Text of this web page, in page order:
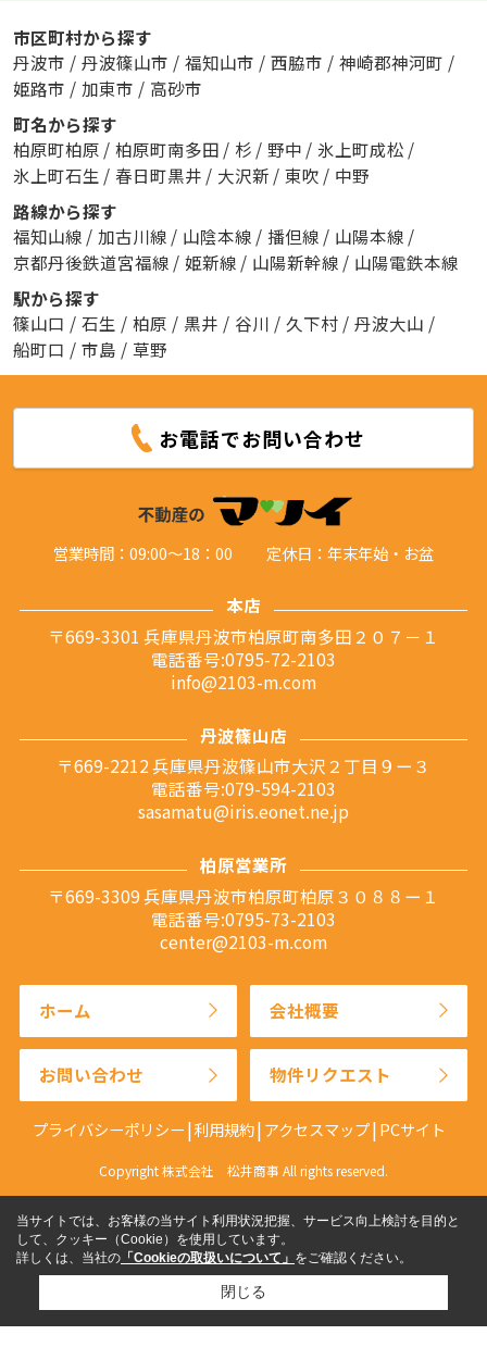
市区町村から探す
丹波市 / 丹波篠山市 / 福知山市 / 西脇市 / 神崎郡神河町 /
姫路市 / 加東市 / 高砂市
町名から探す
柏原町柏原 / 柏原町南多田 / 杉 / 野中 / 氷上町成松 /
氷上町石生 / 春日町黒井 / 大沢新 / 東吹 / 中野
路線から探す
福知山線 / 加古川線 / 山陰本線 / 播但線 / 山陽本線 /
京都丹後鉄道宮福線 / 姫新線 / 山陽新幹線 / 山陽電鉄本線
駅から探す
篠山口 / 石生 / 柏原 / 黒井 / 谷川 / 久下村 / 丹波大山 /
船町口 / 市島 / 草野
お電話でお問い合わせ
営業時間：09:00～18：00 定休日：年末年始・お盆
本店
〒669-3301 兵庫県丹波市柏原町南多田２０７－１
電話番号:0795-72-2103
info@2103-m.com
丹波篠山店
〒669-2212 兵庫県丹波篠山市大沢２丁目９ー３
電話番号:079-594-2103
sasamatu@iris.eonet.ne.jp
柏原営業所
〒669-3309 兵庫県丹波市柏原町柏原３０８８ー１
電話番号:0795-73-2103
center@2103-m.com
ホーム 会社概要
お問い合わせ 物件リクエスト
プライバシーポリシー 利用規約 アクセスマップ PCサイト
Copyright 株式会社 松井商事 All rights reserved.
当サイトでは、お客様の当サイト利用状況把握、サービス向上検討を目的と
して、クッキー（Cookie）を使用しています。
詳しくは、当社の 「Cookieの取扱いについて」 をご確認ください。
閉じる